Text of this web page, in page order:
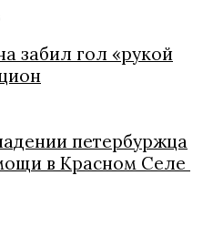
забил гол «рукой
петербуржца
в Красном Селе